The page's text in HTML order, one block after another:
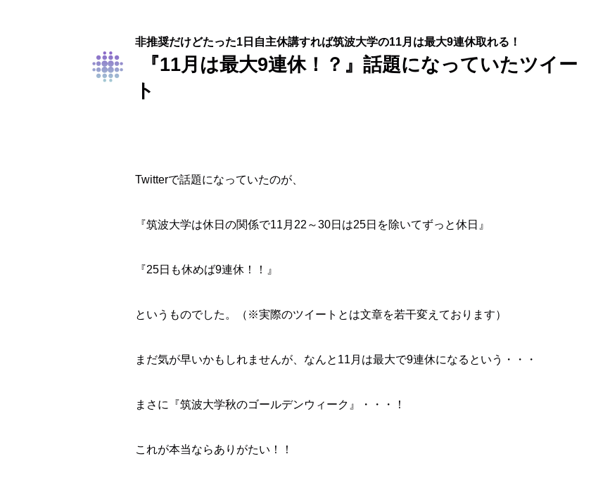
非推奨だけどたった1日自主休講すれば筑波大学の11月は最大9連休取れる！
『11月は最大9連休！？』話題になっていたツイー
ト
Twitterで話題になっていたのが、
『筑波大学は休日の関係で11月22～30日は25日を除いてずっと休日』
『25日も休めば9連休！！』
というものでした。（※実際のツイートとは文章を若干変えております）
まだ気が早いかもしれませんが、なんと11月は最大で9連休になるという・・・
まさに『筑波大学秋のゴールデンウィーク』・・・！
これが本当ならありがたい！！